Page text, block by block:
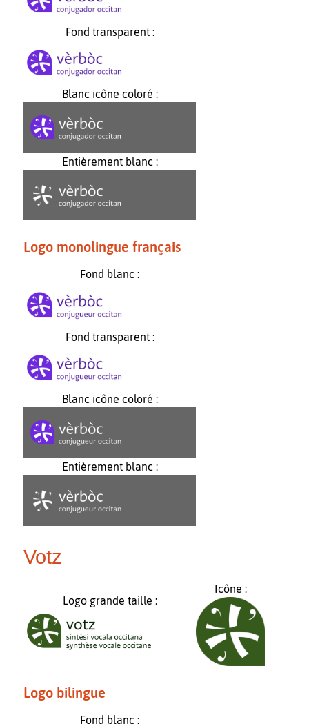
Fond transparent :
Blanc icône coloré :
Entièrement blanc :
Logo monolingue français
Fond blanc :
Fond transparent :
Blanc icône coloré :
Entièrement blanc :
Votz
Logo grande taille :
Icône :
Logo bilingue
Fond blanc :